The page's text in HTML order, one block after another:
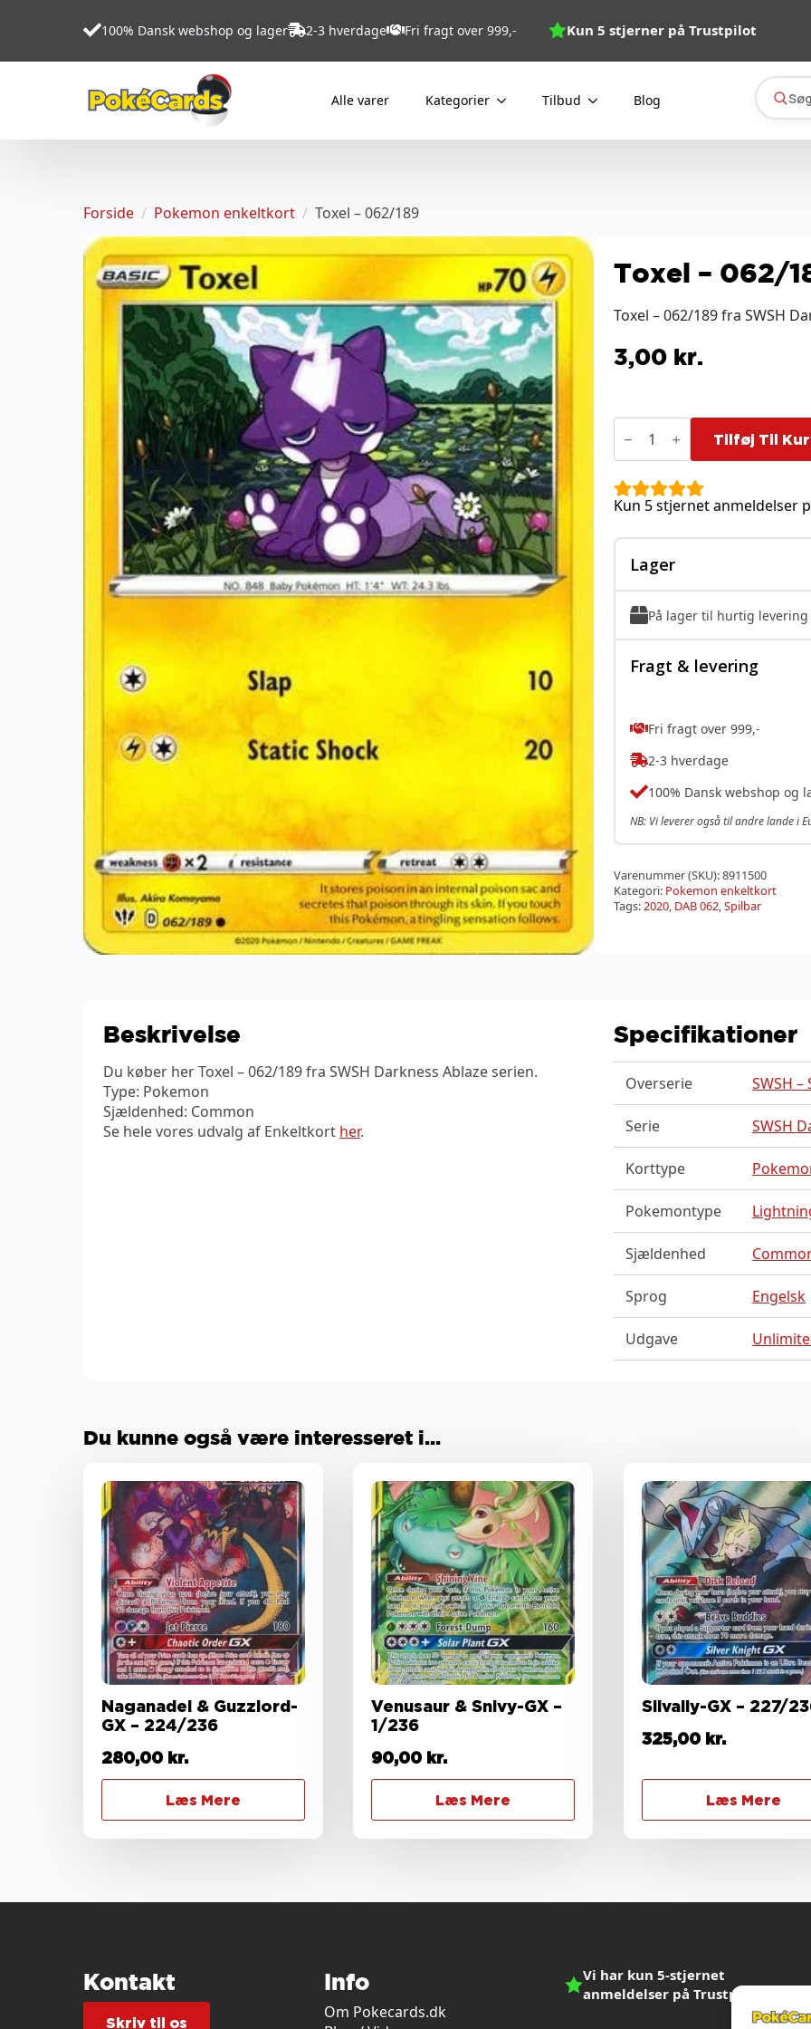
100% Dansk webshop og lager 2-3 hverdage Fri fragt over 999,- Kun 5 stjerner på Trustpilot
Alle varer Kategorier Tilbud Blog
Forside Pokemon enkeltkort Toxel – 062/189
Toxel – 062/
Toxel – 062/189 fra SWSH
3,00 kr.
Toxel
antal
Tilføj Til
Kun 5 stjernet anmeldelser
Lager
På lager til hurtig levering
Fragt & levering
Fri fragt over 999,-
2-3 hverdage
100% Dansk webshop og
NB: Vi leverer også til andre lande i
Varenummer (SKU):8911500
Kategori: Pokemon enkeltkort
Tags:2020, DAB 062,Spilbar
Beskrivelse
Du køber her Toxel – 062/189 fra SWSH Darkness Ablaze serien.
Type: Pokemon
Sjældenhed: Common
Se hele vores udvalg af Enkeltkort her.
Specifikationer
Overserie SWSH
Serie SWSH
Korttype
Pokemontype
Sjældenhed
Sprog Engelsk
Udgave
Du kunne også være interesseret i...
Naganadel & Guzzlord-
GX – 224/236
280,00 kr.
Læs Mere
Venusaur & Snivy-GX –
1/236
90,00 kr.
Læs Mere
Silvally-GX – 227/
325,00 kr.
Læs Mere
Kontakt
Skriv til os
Info
Om Pokecards.dk
Vi har kun 5-stjernet
anmeldelser på Trustpilot